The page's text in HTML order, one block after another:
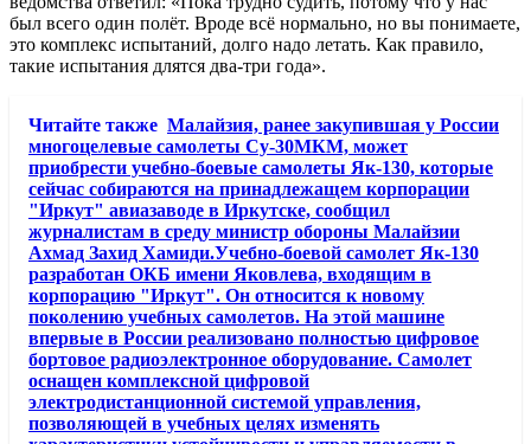
был всего один полёт. Вроде всё нормально, но вы понимаете,
это комплекс испытаний, долго надо летать. Как правило,
такие испытания длятся два-три года».
Читайте также Малайзия, ранее закупившая у России
многоцелевые самолеты Су-30МКМ, может
приобрести учебно-боевые самолеты Як-130, которые
сейчас собираются на принадлежащем корпорации
"Иркут" авиазаводе в Иркутске, сообщил
журналистам в среду министр обороны Малайзии
Ахмад Захид Хамиди.Учебно-боевой самолет Як-130
разработан ОКБ имени Яковлева, входящим в
корпорацию "Иркут". Он относится к новому
поколению учебных самолетов. На этой машине
впервые в России реализовано полностью цифровое
бортовое радиоэлектронное оборудование. Самолет
оснащен комплексной цифровой
электродистанционной системой управления,
позволяющей в учебных целях изменять